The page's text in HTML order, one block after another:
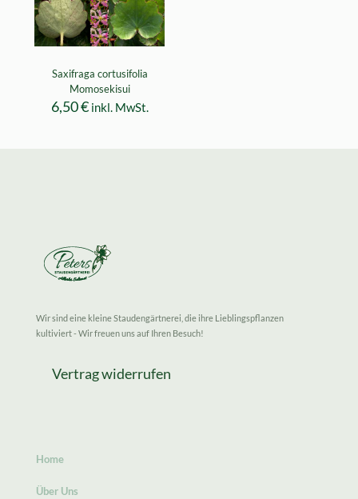
Saxifraga cortusifolia
Momosekisui
6,50€ inkl. MwSt.
Wir sind eine kleine Staudengärtnerei, die ihre Lieblingspflanzen
kultiviert - Wir freuen uns auf Ihren Besuch!
Vertrag widerrufen
Home
Über Uns